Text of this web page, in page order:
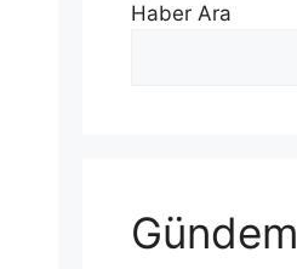
Haber Ara
Gündem